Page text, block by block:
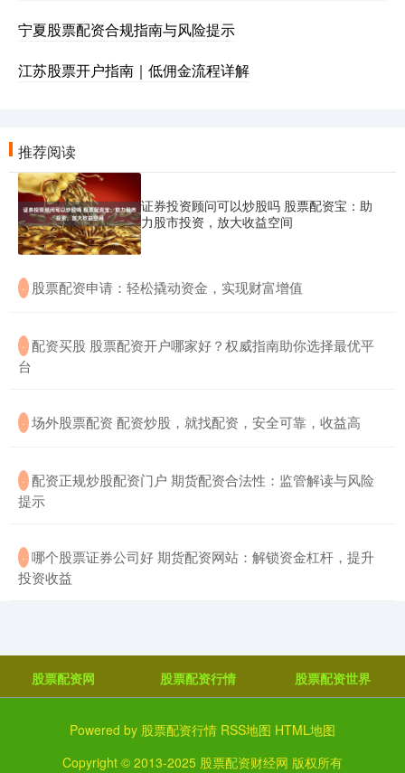
宁夏股票配资合规指南与风险提示
江苏股票开户指南｜低佣金流程详解
推荐阅读
证券投资顾问可以炒股吗 股票配资宝：助
力股市投资，放大收益空间
· ​股票配资申请：轻松撬动资金，实现财富增值
· ​配资买股 股票配资开户哪家好？权威指南助你选择最优平
台
· ​场外股票配资 配资炒股，就找配资，安全可靠，收益高
· ​配资正规炒股配资门户 期货配资合法性：监管解读与风险
提示
· ​哪个股票证券公司好 期货配资网站：解锁资金杠杆，提升
投资收益
股票配资网 股票配资行情 股票配资世界
Powered by 股票配资行情 RSS地图 HTML地图
Copyright © 2013-2025 股票配资财经网 版权所有